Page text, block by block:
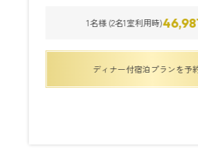
1名様 (2名1室利用時)
ディナー付宿泊プランを予